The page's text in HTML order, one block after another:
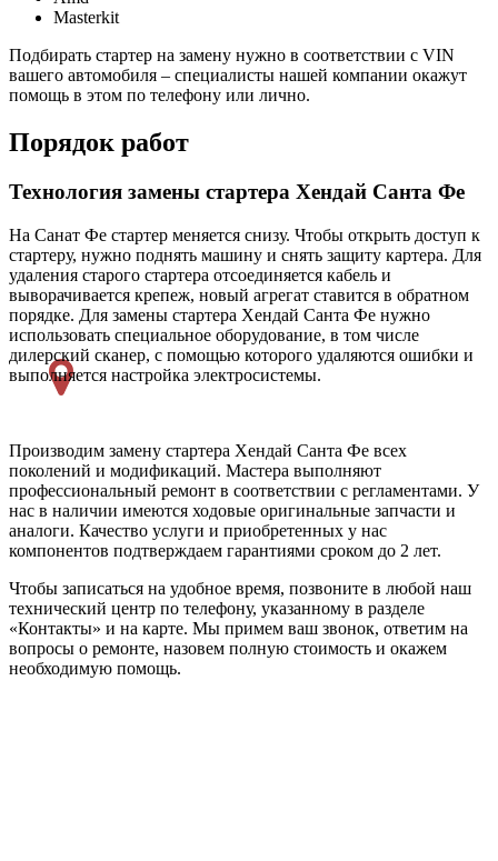
Masterkit
Подбирать стартер на замену нужно в соответствии с VIN
вашего автомобиля – специалисты нашей компании окажут
помощь в этом по телефону или лично.
Порядок работ
Технология замены стартера Хендай Санта Фе
На Санат Фе стартер меняется снизу. Чтобы открыть доступ к
стартеру, нужно поднять машину и снять защиту картера. Для
удаления старого стартера отсоединяется кабель и
выворачивается крепеж, новый агрегат ставится в обратном
порядке. Для замены стартера Хендай Санта Фе нужно
использовать специальное оборудование, в том числе
дилерский сканер, с помощью которого удаляются ошибки и
выполняется настройка электросистемы.
Производим замену стартера Хендай Санта Фе всех
поколений и модификаций. Мастера выполняют
профессиональный ремонт в соответствии с регламентами. У
нас в наличии имеются ходовые оригинальные запчасти и
аналоги. Качество услуги и приобретенных у нас
компонентов подтверждаем гарантиями сроком до 2 лет.
Чтобы записаться на удобное время, позвоните в любой наш
технический центр по телефону, указанному в разделе
«Контакты» и на карте. Мы примем ваш звонок, ответим на
вопросы о ремонте, назовем полную стоимость и окажем
необходимую помощь.